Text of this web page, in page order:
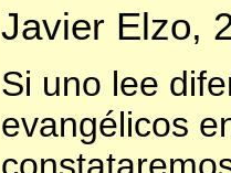
Javier Elzo,
Si uno lee
evangélicos